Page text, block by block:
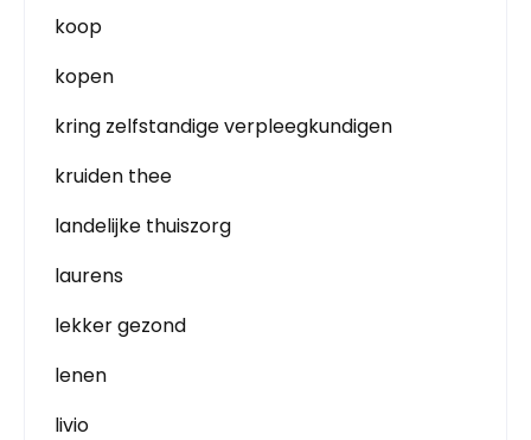
koop
kopen
kring zelfstandige verpleegkundigen
kruiden thee
landelijke thuiszorg
laurens
lekker gezond
lenen
livio